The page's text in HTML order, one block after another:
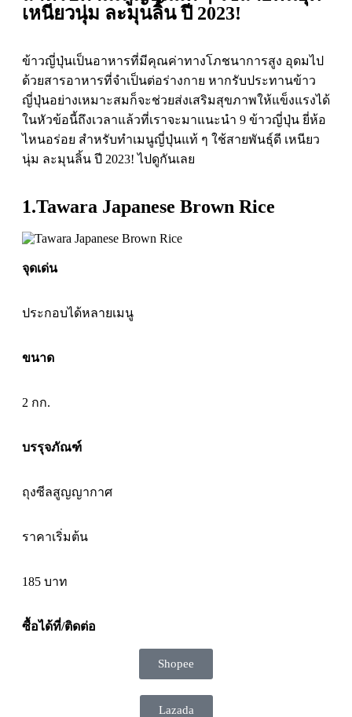
เหนียวนุ่ม ละมุนลิ้น ปี 2023!
ข้าวญี่ปุ่นเป็นอาหารที่มีคุณค่าทางโภชนาการสูง อุดมไป
ด้วยสารอาหารที่จำเป็นต่อร่างกาย หากรับประทานข้าว
ญี่ปุ่นอย่างเหมาะสมก็จะช่วยส่งเสริมสุขภาพให้แข็งแรงได้
ในหัวข้อนี้ถึงเวลาแล้วที่เราจะมาแนะนำ 9 ข้าวญี่ปุ่น ยี่ห้อ
ไหนอร่อย สำหรับทำเมนูญี่ปุ่นแท้ ๆ ใช้สายพันธุ์ดี เหนียว
นุ่ม ละมุนลิ้น ปี 2023! ไปดูกันเลย
1.Tawara Japanese​ Brown​ Rice
จุดเด่น
ประกอบได้หลายเมนู
ขนาด
2 กก.
บรรุจภัณฑ์
ถุงซีลสูญญากาศ
ราคาเริ่มต้น
185 บาท
ซื้อได้ที่/ติดต่อ
Shopee
Lazada